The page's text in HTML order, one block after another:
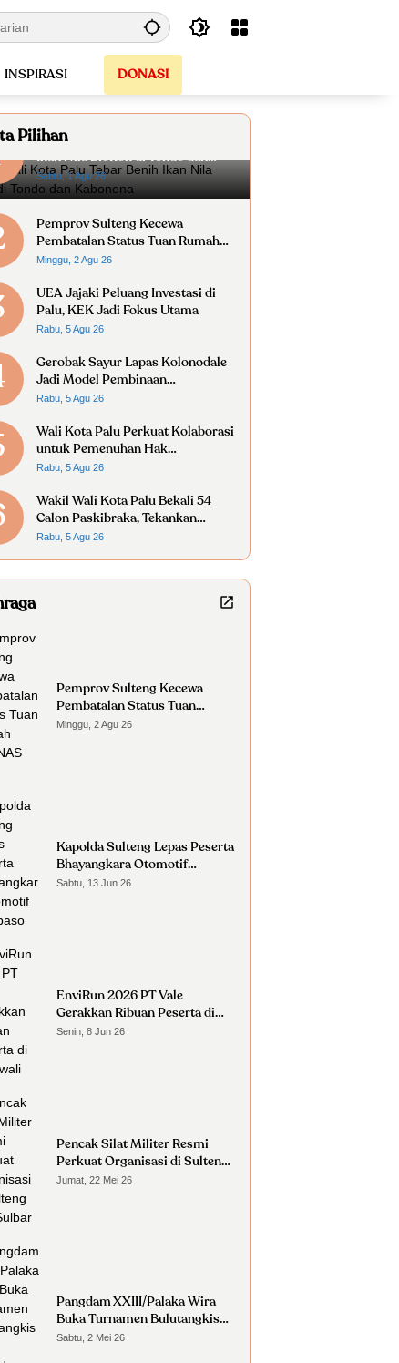
INSPIRASI DONASI
Pilihan
Wakil Wali Kota Palu Tebar Benih
Ikan Nila Bioflok di Tondo dan
Kabonena
Sabtu, 1 Agu 26
Pemprov Sulteng Kecewa
Pembatalan Status Tuan Rumah
FORNAS 2027
Minggu, 2 Agu 26
UEA Jajaki Peluang Investasi di
Palu, KEK Jadi Fokus Utama
Rabu, 5 Agu 26
Gerobak Sayur Lapas Kolonodale
Jadi Model Pembinaan
Kemandirian Warga Binaan
Rabu, 5 Agu 26
Wali Kota Palu Perkuat Kolaborasi
untuk Pemenuhan Hak
Penyandang Disabilitas
Rabu, 5 Agu 26
Wakil Wali Kota Palu Bekali 54
Calon Paskibraka, Tekankan
Disiplin dan Nasionalisme
Rabu, 5 Agu 26
Pemprov Sulteng Kecewa
Pembatalan Status Tuan
Rumah FORNAS 2027
Minggu, 2 Agu 26
Kapolda Sulteng Lepas Peserta
Bhayangkara Otomotif
Nambaso
Sabtu, 13 Jun 26
EnviRun 2026 PT Vale
Gerakkan Ribuan Peserta di
Morowali
Senin, 8 Jun 26
Pencak Silat Militer Resmi
Perkuat Organisasi di Sulteng
dan Sulbar
Jumat, 22 Mei 26
Pangdam XXIII/Palaka Wira
Buka Turnamen Bulutangkis
Piala Pangdam 2026
Sabtu, 2 Mei 26